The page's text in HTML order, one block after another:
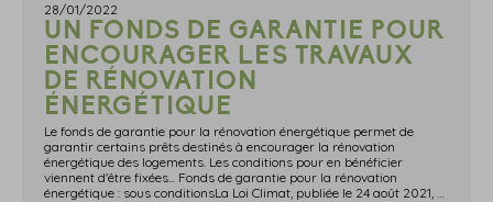
28/01/2022
UN FONDS DE GARANTIE POUR
ENCOURAGER LES TRAVAUX
DE RÉNOVATION
ÉNERGÉTIQUE
Le fonds de garantie pour la rénovation énergétique permet de
garantir certains prêts destinés à encourager la rénovation
énergétique des logements. Les conditions pour en bénéficier
viennent d'être fixées... Fonds de garantie pour la rénovation
énergétique : sous conditionsLa Loi Climat, publiée le 24 août 2021, est venue aménager les modalités de remboursement des prêts « avance mutation » qui sont destinés à encourager la rénovation énergétique des logements.Dans ce cadre, il est notamment prévu que le fonds de garantie pour la rénovation énergétique puisse garantir ce type de prêts.Les conditions de ressources pour les personnes qui souhaitent bénéficier de cette garantie, ainsi que les conditions dans lesquelles l'établissement prêteur peut bénéficier d'une avance du fonds viennent d'être fixées et sont disponibles ici.A toutes fins utiles, précisons que les prêts avance mutation ne peuvent pas servir à financer les besoins d'une activité professionnelle.Source : Décret n° 2021-1700 du 17 décembre 2021 relatif aux modalités d'intervention du fonds de garantie pour la rénovation énergétique, à l'amortissement des prêts avance mutation et au taux annuel effectif global applicable au prêt viager hypothécaireUn fonds de garantie pour encourager les travaux de rénovation énergétique © Copyright WebLex - 2022